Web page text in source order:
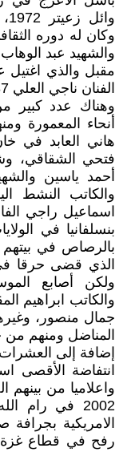
وكان له دوره
الفنان ناجي العلي 1987.
وهناك عدد كبير
أنحاء المعمورة
فتحي الشقاقي،
أحمد ياسين
والكاتب النشط
اسماعيل راجي
بنسلفانيا في
بالرصاص في
الذي قضى حرقا
ولكن أصابع
جمال منصور،
المناضل ومنهم
إضافة إلى
انتفاضة
واعلاميا من بينهم
2002 في رام
رفح في قطاع غزة